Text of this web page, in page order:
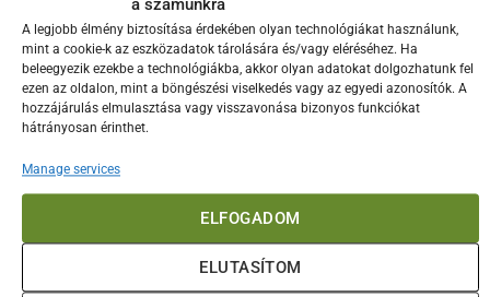
a számunkra
A legjobb élmény biztosítása érdekében olyan technológiákat használunk,
mint a cookie-k az eszközadatok tárolására és/vagy eléréséhez. Ha
beleegyezik ezekbe a technológiákba, akkor olyan adatokat dolgozhatunk fel
ezen az oldalon, mint a böngészési viselkedés vagy az egyedi azonosítók. A
hozzájárulás elmulasztása vagy visszavonása bizonyos funkciókat
hátrányosan érinthet.
Manage services
ELFOGADOM
ELUTASÍTOM
hétköznapi főzést is nyugodtabbá teszi.
Anyaghasználat és fogás, amitől nem lesz nyűg az
előkészítés
A Microplane Gourmet sorozatnál fontos szempont, hogy
kellemetlen. Ennél a szeletelőnél is a stabil fogás adja az
élményt: a nyél kényelmes, a kialakítás pedig arra
ösztönöz, hogy egyenletes húzásokkal dolgozz, ne
kapkodva. A rozsdamentes acél munkafelület konyhai